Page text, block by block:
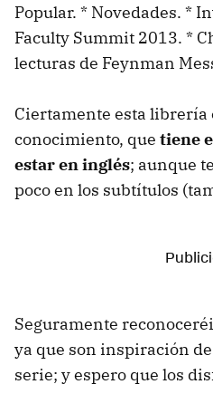
Popular. * Novedades. *
Faculty Summit 2013. *
lecturas de Feynman
Ciertamente esta librería
conocimiento, que tiene
estar en inglés; aunque
poco en los subtítulos
Seguramente
ya que son inspiración
serie; y espero que los